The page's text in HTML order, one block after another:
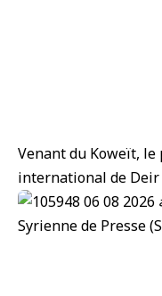
Venant du Koweït,
international de Deir